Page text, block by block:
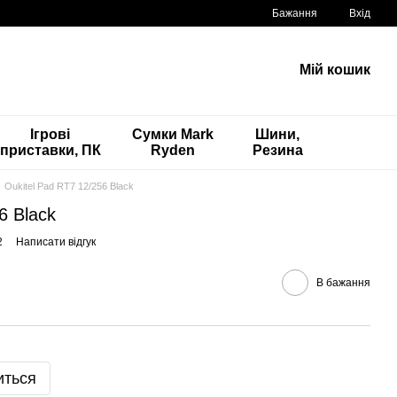
Бажання Вхід
Мій кошик
Ігрові
приставки, ПК
Сумки Mark
Ryden
Шини,
Резина
Oukitel Pad RT7 12/256 Black
Black
Написати відгук
В бажання